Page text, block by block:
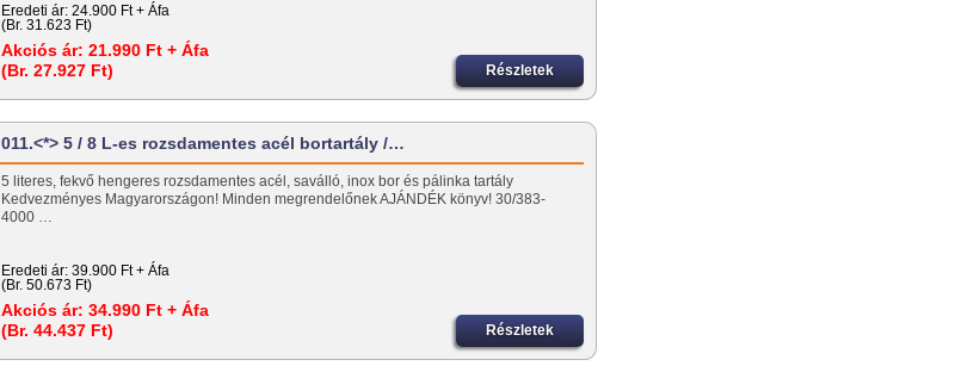
Eredeti ár: 24.900 Ft + Áfa
(Br. 31.623 Ft)
Akciós ár: 21.990 Ft + Áfa
(Br. 27.927 Ft)
Részletek
011.<*> 5 / 8 L-es rozsdamentes acél bortartály /…
5 literes, fekvő hengeres rozsdamentes acél, saválló, inox bor és pálinka tartály
Kedvezményes Magyarországon! Minden megrendelőnek AJÁNDÉK könyv! 30/383-
4000 …
Eredeti ár: 39.900 Ft + Áfa
(Br. 50.673 Ft)
Akciós ár: 34.990 Ft + Áfa
(Br. 44.437 Ft)
Részletek